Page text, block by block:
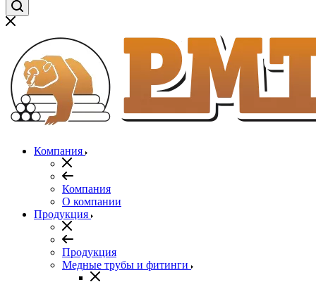
Компания
Компания
О компании
Продукция
Продукция
Медные трубы и фитинги